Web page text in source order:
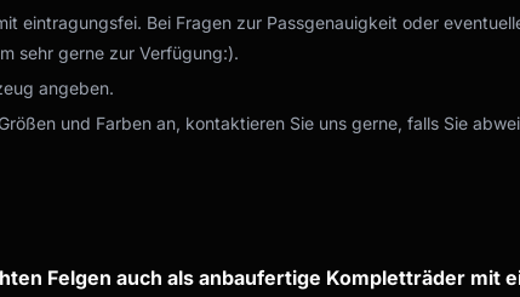
eintragungsfei. Bei Fragen zur Passgenauigkeit oder
sehr gerne zur Verfügung:).
angeben.
und Farben an, kontaktieren Sie uns gerne, falls Sie
Felgen auch als anbaufertige Kompletträder mit